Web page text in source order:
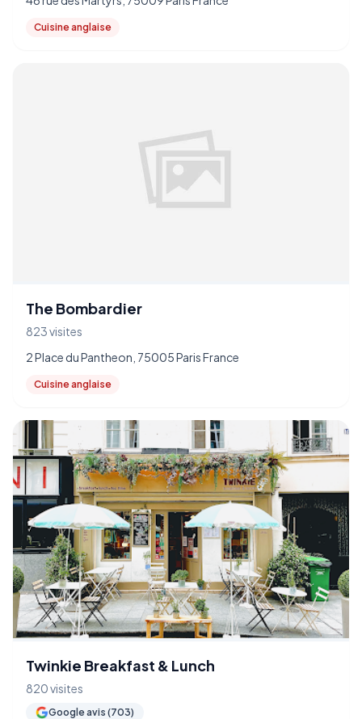
Cuisine anglaise
The Bombardier
823 visites
2 Place du Pantheon, 75005 Paris France
Cuisine anglaise
Twinkie Breakfast & Lunch
820 visites
Google avis (703)